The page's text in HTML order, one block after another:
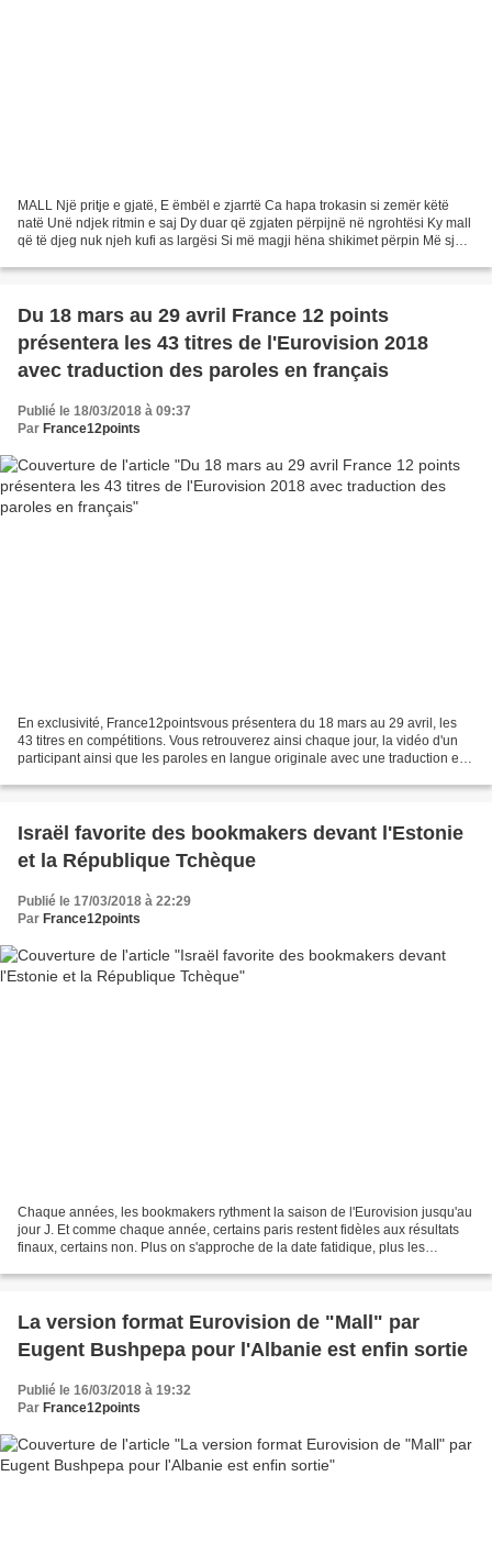
MALL Një pritje e gjatë, E ëmbël e zjarrtë Ca hapa trokasin si zemër këtë
natë Unë ndjek ritmin e saj Dy duar që zgjaten përpijnë në ngrohtësi Ky mall
që të djeg nuk njeh kufi as largësi Si më magji hëna shikimet përpin Më sjell
Du 18 mars au 29 avril France 12 points
présentera les 43 titres de l'Eurovision 2018
avec traduction des paroles en français
Publié le 18/03/2018 à 09:37
Par France12points
En exclusivité, France12pointsvous présentera du 18 mars au 29 avril, les
43 titres en compétitions. Vous retrouverez ainsi chaque jour, la vidéo d'un
participant ainsi que les paroles en langue originale avec une traduction en
Israël favorite des bookmakers devant l'Estonie
et la République Tchèque
Publié le 17/03/2018 à 22:29
Par France12points
Chaque années, les bookmakers rythment la saison de l'Eurovision jusqu'au
jour J. Et comme chaque année, certains paris restent fidèles aux résultats
finaux, certains non. Plus on s'approche de la date fatidique, plus les
La version format Eurovision de "Mall" par
Eugent Bushpepa pour l'Albanie est enfin sortie
Publié le 16/03/2018 à 19:32
Par France12points